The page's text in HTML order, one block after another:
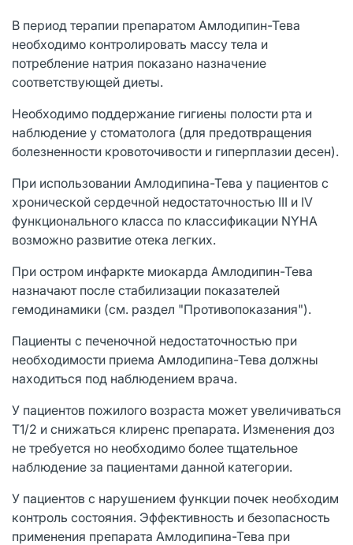
В период терапии препаратом Амлодипин-Тева
необходимо контролировать массу тела и
потребление натрия показано назначение
соответствующей диеты.
Необходимо поддержание гигиены полости рта и
наблюдение у стоматолога (для предотвращения
болезненности кровоточивости и гиперплазии десен).
При использовании Амлодипина-Тева у пациентов с
хронической сердечной недостаточностью III и IV
функционального класса по классификации NYHA
возможно развитие отека легких.
При остром инфаркте миокарда Амлодипин-Тева
назначают после стабилизации показателей
гемодинамики (см. раздел "Противопоказания").
Пациенты с печеночной недостаточностью при
необходимости приема Амлодипина-Тева должны
находиться под наблюдением врача.
У пациентов пожилого возраста может увеличиваться
Т1/2 и снижаться клиренс препарата. Изменения доз
не требуется но необходимо более тщательное
наблюдение за пациентами данной категории.
У пациентов с нарушением функции почек необходим
контроль состояния. Эффективность и безопасность
применения препарата Амлодипина-Тева при